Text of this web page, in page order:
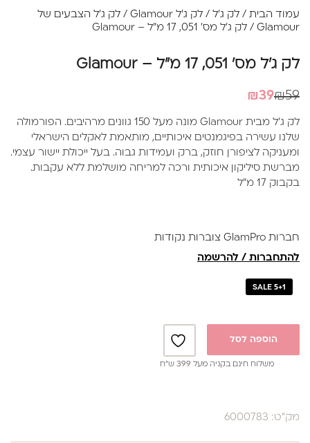
עמוד הבית / לק ג'ל / לק ג'ל Glamour / לק ג'ל הצבעים של
Glamour / לק ג'ל מס' 051, 17 מ"ל – Glamour
לק ג'ל מס' 051, 17 מ"ל – Glamour
₪59
המחיר
היה:
₪59.
₪39
המחיר
הוא:
₪39.
לק ג'ל מבית Glamour מונה מעל 150 גוונים מרהיבים. הפורמולה
שלנו עשירה בפיגמנטים איכותיים, מותאמת לאקלים הישראלי
ומעניקה לציפורן חוזק, ברק ועמידות גבוה. בעל ייכולת יישור עצמי.
מברשת סיליקון איכותית ורכה למריחה מושלמת ללא עקבות.
בקבוק 17 מ"ל
חברות GlamPro צוברות נקודות
להתחברות / להרשמה
SALE 5+1
הוספה לסל
משלוח חינם בקניה מעל 399 ש”ח
מק"ט: 6000783